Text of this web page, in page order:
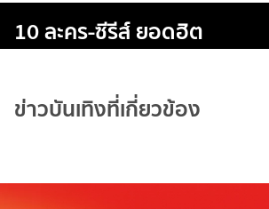
10 ละคร-ซีรีส์ ยอดฮิต
ข่าวบันเทิงที่เกี่ยวข้อง